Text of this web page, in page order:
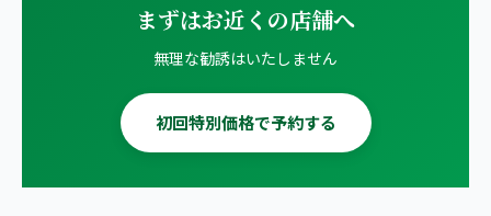
まずはお近くの店舗へ
無理な勧誘はいたしません
初回特別価格で予約する